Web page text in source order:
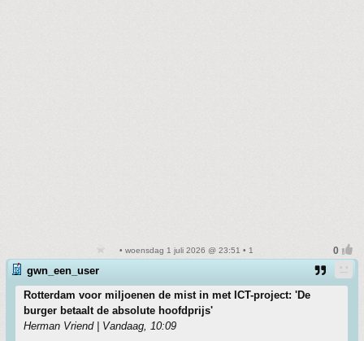
• woensdag 1 juli 2026 @ 23:51 • 1
gwn_een_user
Rotterdam voor miljoenen de mist in met ICT-project: 'De
burger betaalt de absolute hoofdprijs'
Herman Vriend | Vandaag, 10:09